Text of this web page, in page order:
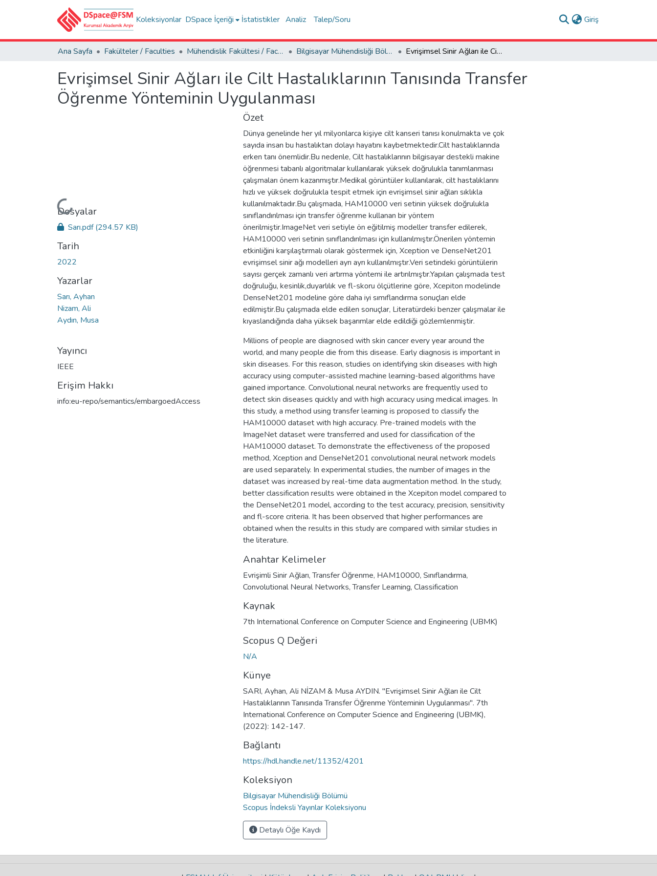
Koleksiyonlar DSpace İçeriği İstatistikler Analiz Talep/Soru Giriş
Ana Sayfa Fakülteler / Faculties Mühendislik Fakültesi / Faculty of Engineering Bilgisayar Mühendisliği Bölümü Evrişimsel Sinir Ağları ile Cilt Hastalıklarının Tanısında Transfer Öğrenme Yönteminin Uygulanması
Evrişimsel Sinir Ağları ile Cilt Hastalıklarının Tanısında Transfer
Öğrenme Yönteminin Uygulanması
Yükleniyor...Dosyalar
Sarı.pdf(294.57 KB)
Tarih
2022
Yazarlar
Sarı, Ayhan
Nizam, Ali
Aydın, Musa
Yayıncı
IEEE
Erişim Hakkı
info:eu-repo/semantics/embargoedAccess
Özet
Dünya genelinde her yıl milyonlarca kişiye cilt kanseri tanısı konulmakta ve çok
sayıda insan bu hastalıktan dolayı hayatını kaybetmektedir.Cilt hastalıklarında
erken tanı önemlidir.Bu nedenle, Cilt hastalıklarının bilgisayar destekli makine
öğrenmesi tabanlı algoritmalar kullanılarak yüksek doğrulukla tanımlanması
çalışmaları önem kazanmıştır.Medikal görüntüler kullanılarak, cilt hastalıklarını
hızlı ve yüksek doğrulukla tespit etmek için evrişimsel sinir ağları sıklıkla
kullanılmaktadır.Bu çalışmada, HAM10000 veri setinin yüksek doğrulukla
sınıflandırılması için transfer öğrenme kullanan bir yöntem
önerilmiştir.ImageNet veri setiyle ön eğitilmiş modeller transfer edilerek,
HAM10000 veri setinin sınıflandırılması için kullanılmıştır.Önerilen yöntemin
etkinliğini karşılaştırmalı olarak göstermek için, Xception ve DenseNet201
evrişimsel sinir ağı modelleri ayrı ayrı kullanılmıştır.Veri setindeki görüntülerin
sayısı gerçek zamanlı veri artırma yöntemi ile artırılmıştır.Yapılan çalışmada test
doğruluğu, kesinlik,duyarlılık ve fl-skoru ölçütlerine göre, Xcepiton modelinde
DenseNet201 modeline göre daha iyi sımıflandırma sonuçları elde
edilmiştir.Bu çalışmada elde edilen sonuçlar, Literatürdeki benzer çalışmalar ile
kıyaslandığında daha yüksek başarımlar elde edildiği gözlemlenmiştir.
Millions of people are diagnosed with skin cancer every year around the
world, and many people die from this disease. Early diagnosis is important in
skin diseases. For this reason, studies on identifying skin diseases with high
accuracy using computer-assisted machine learning-based algorithms have
gained importance. Convolutional neural networks are frequently used to
detect skin diseases quickly and with high accuracy using medical images. In
this study, a method using transfer learning is proposed to classify the
HAM10000 dataset with high accuracy. Pre-trained models with the
ImageNet dataset were transferred and used for classification of the
HAM10000 dataset. To demonstrate the effectiveness of the proposed
method, Xception and DenseNet201 convolutional neural network models
are used separately. In experimental studies, the number of images in the
dataset was increased by real-time data augmentation method. In the study,
better classification results were obtained in the Xcepiton model compared to
the DenseNet201 model, according to the test accuracy, precision, sensitivity
and fl-score criteria. It has been observed that higher performances are
obtained when the results in this study are compared with similar studies in
the literature.
Anahtar Kelimeler
Evrişimli Sinir Ağları,Transfer Öğrenme, HAM10000, Sınıflandırma,
Convolutional Neural Networks,Transfer Learning, Classification
Kaynak
7th International Conference on Computer Science and Engineering (UBMK)
Scopus Q Değeri
N/A
Künye
SARI, Ayhan, Ali NİZAM & Musa AYDIN. "Evrişimsel Sinir Ağları ile Cilt
Hastalıklarının Tanısında Transfer Öğrenme Yönteminin Uygulanması". 7th
International Conference on Computer Science and Engineering (UBMK),
(2022): 142-147.
Bağlantı
https://hdl.handle.net/11352/4201
Koleksiyon
Bilgisayar Mühendisliği Bölümü
Scopus İndeksli Yayınlar Koleksiyonu
Detaylı Öğe Kaydı